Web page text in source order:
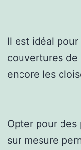
Il est idéal
couvertures de
encore les
Opter pour des
sur mesure